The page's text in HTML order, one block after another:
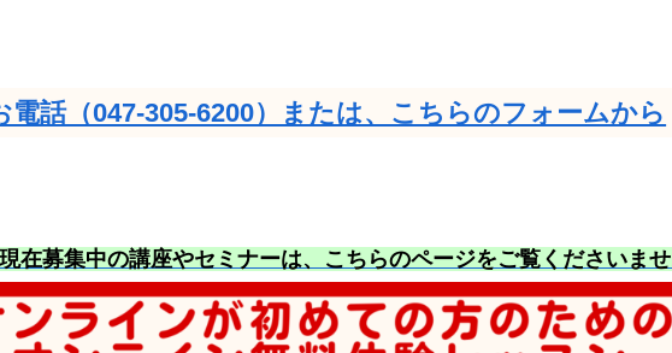
電話（047-305-6200）または、こちらのフォームから
在募集中の講座やセミナーは、こちらのページをご覧くださいませ